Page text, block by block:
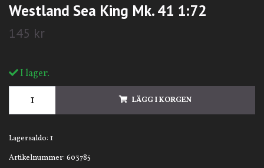
Westland Sea King Mk. 41 1:72
145 kr
I lager.
LÄGG I KORGEN
Lagersaldo: 1
Artikelnummer: 603785